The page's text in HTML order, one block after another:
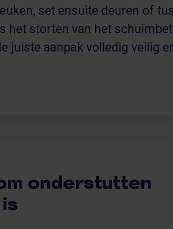
set ensuite deuren of
het storten van het
juiste aanpak volledig veilig
onderstutten